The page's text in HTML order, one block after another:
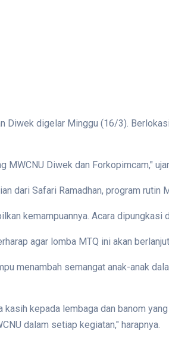
Diwek digelar Minggu (16/3).
Diwek dan Forkopimcam,"
dari Safari Ramadhan, program rutin
kemampuannya. Acara dipungkasi
agar lomba MTQ ini akan
menambah semangat anak-anak
kepada lembaga dan banom
dalam setiap kegiatan," harapnya.